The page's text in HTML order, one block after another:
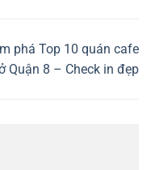
phá Top 10 quán cafe
Quận 8 – Check in đẹp